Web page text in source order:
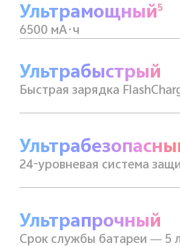
Ультрамощный5
6500 мА·ч
Ультрабыстрый
Быстрая зарядка
24-уровневая система
Ультрапрочный
Срок службы батареи — 5